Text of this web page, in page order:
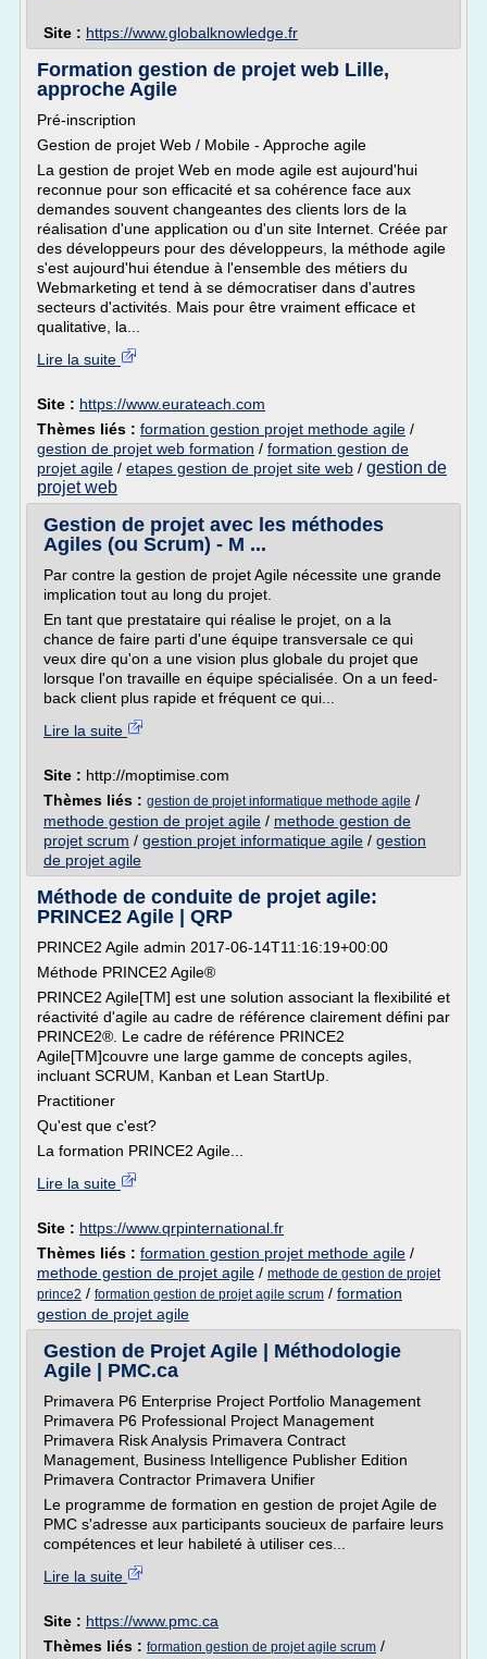
Site : https://www.globalknowledge.fr
Formation gestion de projet web Lille,
approche Agile
Pré-inscription
Gestion de projet Web / Mobile - Approche agile
La gestion de projet Web en mode agile est aujourd'hui
reconnue pour son efficacité et sa cohérence face aux
demandes souvent changeantes des clients lors de la
réalisation d'une application ou d'un site Internet. Créée par
des développeurs pour des développeurs, la méthode agile
s'est aujourd'hui étendue à l'ensemble des métiers du
Webmarketing et tend à se démocratiser dans d'autres
secteurs d'activités. Mais pour être vraiment efficace et
qualitative, la...
Lire la suite
Site : https://www.eurateach.com
Thèmes liés : formation gestion projet methode agile /
gestion de projet web formation / formation gestion de
projet agile / etapes gestion de projet site web / gestion de
projet web
Gestion de projet avec les méthodes
Agiles (ou Scrum) - M ...
Par contre la gestion de projet Agile nécessite une grande
implication tout au long du projet.
En tant que prestataire qui réalise le projet, on a la
chance de faire parti d'une équipe transversale ce qui
veux dire qu'on a une vision plus globale du projet que
lorsque l'on travaille en équipe spécialisée. On a un feed-
back client plus rapide et fréquent ce qui...
Lire la suite
Site : http://moptimise.com
Thèmes liés : gestion de projet informatique methode agile /
methode gestion de projet agile / methode gestion de
projet scrum / gestion projet informatique agile / gestion
de projet agile
Méthode de conduite de projet agile:
PRINCE2 Agile | QRP
PRINCE2 Agile admin 2017-06-14T11:16:19+00:00
Méthode PRINCE2 Agile®
PRINCE2 Agile[TM] est une solution associant la flexibilité et
réactivité d'agile au cadre de référence clairement défini par
PRINCE2®. Le cadre de référence PRINCE2
Agile[TM]couvre une large gamme de concepts agiles,
incluant SCRUM, Kanban et Lean StartUp.
Practitioner
Qu'est que c'est?
La formation PRINCE2 Agile...
Lire la suite
Site : https://www.qrpinternational.fr
Thèmes liés : formation gestion projet methode agile /
methode gestion de projet agile / methode de gestion de projet
prince2 / formation gestion de projet agile scrum / formation
gestion de projet agile
Gestion de Projet Agile | Méthodologie
Agile | PMC.ca
Primavera P6 Enterprise Project Portfolio Management
Primavera P6 Professional Project Management
Primavera Risk Analysis Primavera Contract
Management, Business Intelligence Publisher Edition
Primavera Contractor Primavera Unifier
Le programme de formation en gestion de projet Agile de
PMC s'adresse aux participants soucieux de parfaire leurs
compétences et leur habileté à utiliser ces...
Lire la suite
Site : https://www.pmc.ca
Thèmes liés : formation gestion de projet agile scrum /